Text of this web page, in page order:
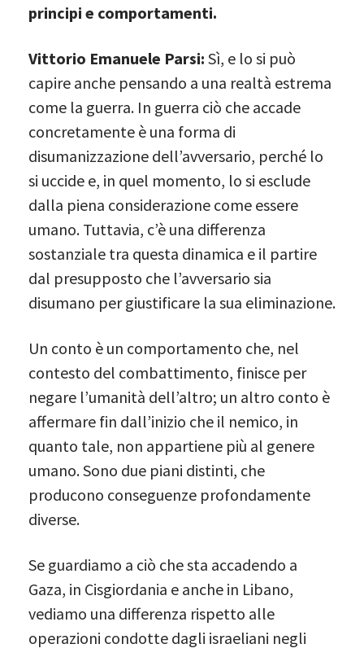
principi e comportamenti.
Vittorio Emanuele Parsi: Sì, e lo si può
capire anche pensando a una realtà estrema
come la guerra. In guerra ciò che accade
concretamente è una forma di
disumanizzazione dell’avversario, perché lo
si uccide e, in quel momento, lo si esclude
dalla piena considerazione come essere
umano. Tuttavia, c’è una differenza
sostanziale tra questa dinamica e il partire
dal presupposto che l’avversario sia
disumano per giustificare la sua eliminazione.
Un conto è un comportamento che, nel
contesto del combattimento, finisce per
negare l’umanità dell’altro; un altro conto è
affermare fin dall’inizio che il nemico, in
quanto tale, non appartiene più al genere
umano. Sono due piani distinti, che
producono conseguenze profondamente
diverse.
Se guardiamo a ciò che sta accadendo a
Gaza, in Cisgiordania e anche in Libano,
vediamo una differenza rispetto alle
operazioni condotte dagli israeliani negli